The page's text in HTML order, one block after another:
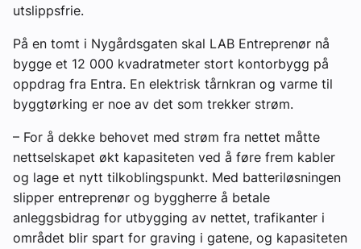
utslippsfrie.
På en tomt i Nygårdsgaten skal LAB Entreprenør nå
bygge et 12 000 kvadratmeter stort kontorbygg på
oppdrag fra Entra. En elektrisk tårnkran og varme til
byggtørking er noe av det som trekker strøm.
– For å dekke behovet med strøm fra nettet måtte
nettselskapet økt kapasiteten ved å føre frem kabler
og lage et nytt tilkoblingspunkt. Med batteriløsningen
slipper entreprenør og byggherre å betale
anleggsbidrag for utbygging av nettet, trafikanter i
området blir spart for graving i gatene, og kapasiteten